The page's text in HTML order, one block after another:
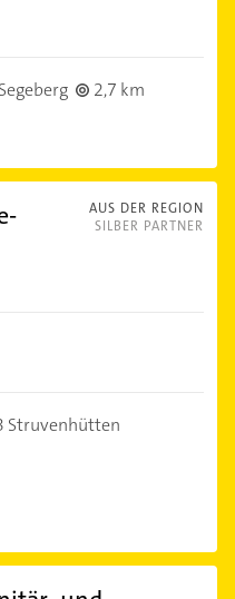
2,7 km
AUS DER REGION
SILBER PARTNER
Struvenhütten